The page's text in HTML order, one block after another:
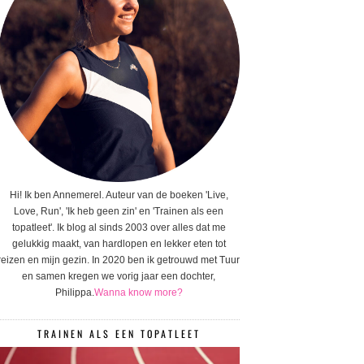
Hi! Ik ben Annemerel. Auteur van de boeken 'Live,
Love, Run', 'Ik heb geen zin' en 'Trainen als een
topatleet'. Ik blog al sinds 2003 over alles dat me
gelukkig maakt, van hardlopen en lekker eten tot
en mijn gezin. In 2020 ben ik getrouwd met Tuur
en samen kregen we vorig jaar een dochter,
Philippa.Wanna know more?
TRAINEN ALS EEN TOPATLEET